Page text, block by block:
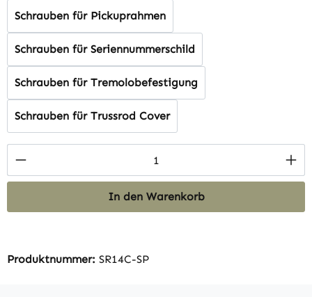
Schrauben für Pickuprahmen
Schrauben für Seriennummerschild
Schrauben für Tremolobefestigung
Schrauben für Trussrod Cover
Produkt Anzahl: Gib den gewünschten
In den Warenkorb
Produktnummer: SR14C-SP